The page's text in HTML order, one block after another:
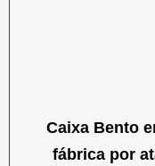
Caixa Bento
fábrica por